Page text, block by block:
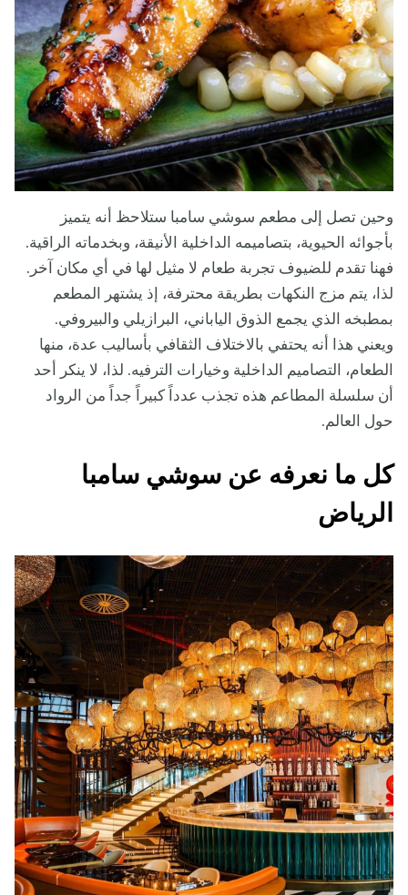
وحين تصل إلى مطعم سوشي سامبا ستلاحظ أنه يتميز
بأجوائه الحيوية، بتصاميمه الداخلية الأنيقة، وبخدماته الراقية.
فهنا تقدم للضيوف تجربة طعام لا مثيل لها في أي مكان آخر.
لذا، يتم مزج النكهات بطريقة محترفة، إذ يشتهر المطعم
بمطبخه الذي يجمع الذوق الياباني، البرازيلي والبيروفي.
ويعني هذا أنه يحتفي بالاختلاف الثقافي بأساليب عدة، منها
الطعام، التصاميم الداخلية وخيارات الترفيه. لذا، لا ينكر أحد
أن سلسلة المطاعم هذه تجذب عدداً كبيراً جداً من الرواد
حول العالم.
كل ما نعرفه عن سوشي سامبا
الرياض